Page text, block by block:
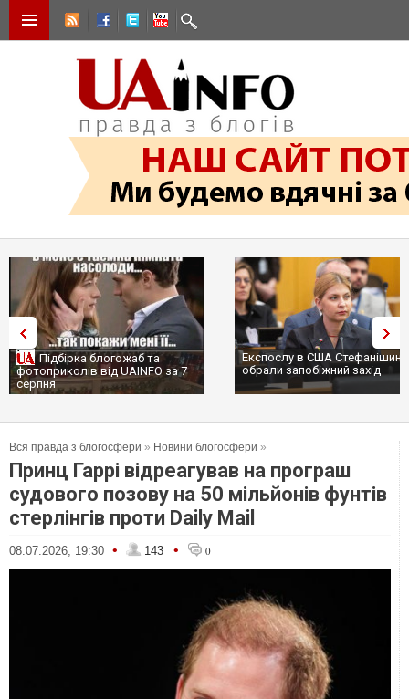
Підбірка блогожаб та
фотоприколів від UAINFO за 7
серпня
Експослу в США
обрали запобіжний захід
Вся правда з блогосфери » Новини блогосфери »
Принц Гаррі відреагував на програш
судового позову на 50 мільйонів фунтів
стерлінгів проти Daily Mail
08.07.2026, 19:30 • 143 • 0